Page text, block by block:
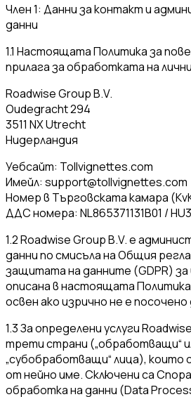
Член 1: Данни за контакт и
данни
1.1 Настоящата Политика за
прилага за обработката на
Roadwise Group B.V.
Oudegracht 294
3511 NX Utrecht
Нидерландия
Уебсайт: Tollvignettes.com
Имейл: support@tollvignettes.com
Номер в Търговската камара
ДДС номера: NL865371131B01 /
1.2 Roadwise Group B.V. е
данни по смисъла на Общия
защитата на данните (GDPR)
описана в настоящата
освен ако изрично не е посочено
1.3 За определени услуги
трети страни („обработващи“
„субобработващи“ лица), които
от нейно име. Сключени са
обработка на данни (Data